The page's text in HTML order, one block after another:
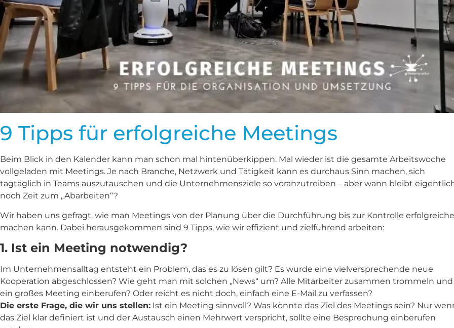
9 Tipps für erfolgreiche Meetings
Beim Blick in den Kalender kann man schon mal hintenüberkippen. Mal wieder ist die gesamte Arbeitswoche
vollgeladen mit Meetings. Je nach Branche, Netzwerk und Tätigkeit kann es durchaus Sinn machen, sich
tagtäglich in Teams auszutauschen und die Unternehmensziele so voranzutreiben – aber wann bleibt
noch Zeit zum „Abarbeiten“?
Wir haben uns gefragt, wie man Meetings von der Planung über die Durchführung bis zur Kontrolle
machen kann. Dabei herausgekommen sind 9 Tipps, wie wir effizient und zielführend arbeiten:
1. Ist ein Meeting notwendig?
Im Unternehmensalltag entsteht ein Problem, das es zu lösen gilt? Es wurde eine vielversprechende neue
Kooperation abgeschlossen? Wie geht man mit solchen „News“ um? Alle Mitarbeiter zusammen trommeln und
ein großes Meeting einberufen? Oder reicht es nicht doch, einfach eine E-Mail zu verfassen?
Die erste Frage, die wir uns stellen: Ist ein Meeting sinnvoll? Was könnte das Ziel des Meetings sein? Nur
das Ziel klar definiert ist und der Austausch einen Mehrwert verspricht, sollte eine Besprechung einberufen